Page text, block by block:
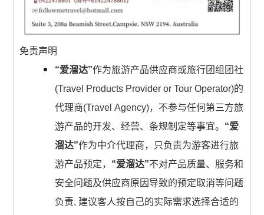
免责声明
“爱溜达”作为旅游产品供应商或旅行团组团社
(Travel Products Provider or Tour Operator)的
代理商(Travel Agency)，不参与任何第三方旅
游产品的开发、经营、条规制定等事宜。 “爱
溜达”作为中介代理商，只负责为游客进行旅
游产品预定， “爱溜达”不对产品质量、服务和
安全问题及供应商原因导致的预定取消等问题
负责, 建议客人按自己的实际需求选择合适的